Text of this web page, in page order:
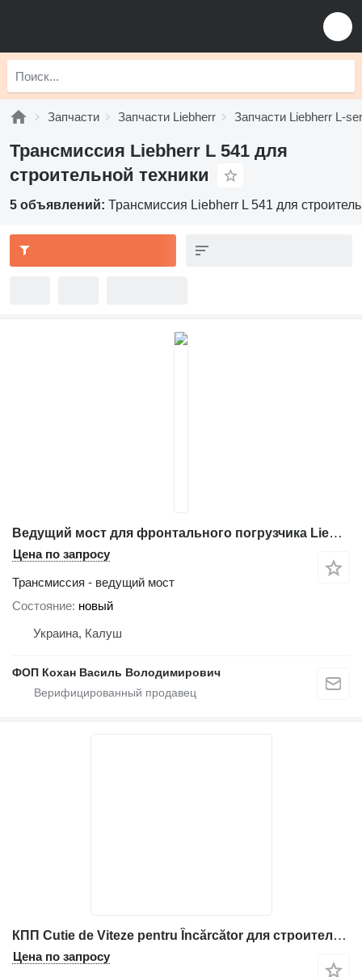
Запчасти Запчасти Liebherr Запчасти Liebherr L-
Трансмиссия Liebherr L 541 для
строительной техники
5 объявлений: Трансмиссия Liebherr L 541 для
Ведущий мост для фронтального погрузчика Liebherr L541
Цена по запросу
Трансмиссия - ведущий мост
Состояние новый
Украина, Калуш
ФОП Кохан Василь Володимирович
КПП Cutie de Viteze pentru Încărcător для строительной техники Liebherr L541
Цена по запросу